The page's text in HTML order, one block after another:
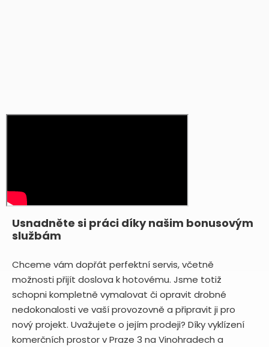
Usnadněte si práci díky našim bonusovým
službám
Chceme vám dopřát perfektní servis, včetně
možnosti přijít doslova k hotovému. Jsme totiž
schopni kompletně vymalovat či opravit drobné
nedokonalosti ve vaší provozovně a připravit ji pro
nový projekt. Uvažujete o jejím prodeji? Díky vyklízení
komerčních prostor v Praze 3 na Vinohradech a